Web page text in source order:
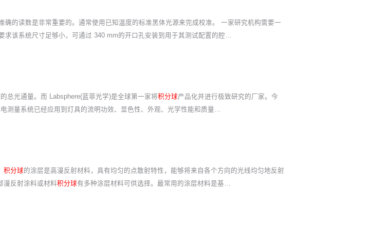
的读数是非常重要的。通常使用已知温度的标准黑体光源来完成校准。 一家研究机构需要一
该系统尺寸足够小，可通过 340 mm的开口孔安装到用于其测试配置的腔…
总光通量。而 Labsphere(蓝菲光学)是全球第一家将积分球产品化并进行极致研究的厂家。今
测量系统已经应用到灯具的流明功效、显色性、外观、光学性能和质量…
积分球的涂层是高漫反射材料，具有均匀的点散射特性，能够将来自各个方向的光线均匀地反射
漫反射涂料或材料积分球有多种涂层材料可供选择。最常用的涂层材料是基…